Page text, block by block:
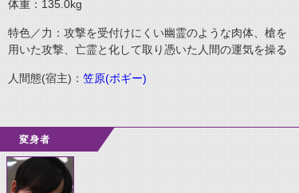
体重：135.0kg
特色／力：攻撃を受付けにくい幽霊のような肉体、槍を
用いた攻撃、亡霊と化して取り憑いた人間の運気を操る
人間態(宿主)： 笠原(ボギー)
変身者